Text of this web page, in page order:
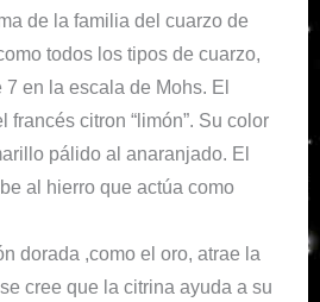
de la familia del cuarzo de
todos los tipos de cuarzo,
en la escala de Mohs. El
francés citron “limón”. Su color
pálido al anaranjado. El
al hierro que actúa como
dorada ,como el oro, atrae la
cree que la citrina ayuda a su